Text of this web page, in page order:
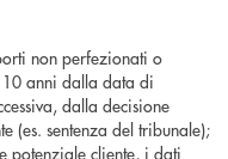
non perfezionati o
anni dalla data di
dalla decisione
(es. sentenza del tribunale);
potenziale cliente, i dati